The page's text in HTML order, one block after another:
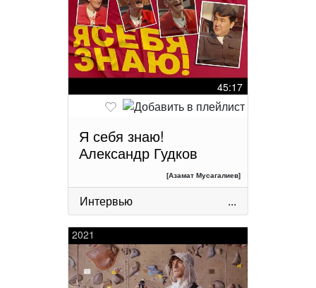
45:17
Я себя знаю!
Александр Гудков
[Азамат Мусагалиев]
Интервью ...
2021